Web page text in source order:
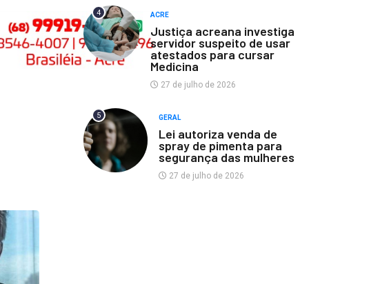
4 ACRE
Justiça acreana investiga
servidor suspeito de usar
atestados para cursar
Medicina
27 de julho de 2026
5 GERAL
Lei autoriza venda de
spray de pimenta para
segurança das mulheres
27 de julho de 2026